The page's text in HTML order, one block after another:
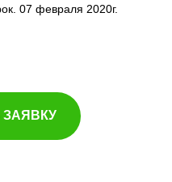
07 февраля 2020г.